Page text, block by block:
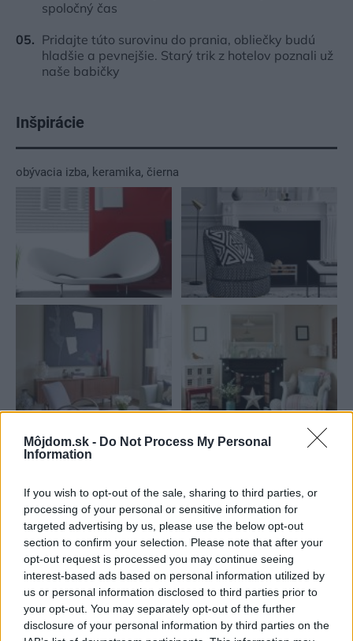
Môjdom.sk - Do Not Process My Personal
Information
If you wish to opt-out of the sale, sharing to third parties, or
processing of your personal or sensitive information for
targeted advertising by us, please use the below opt-out
section to confirm your selection. Please note that after your
opt-out request is processed you may continue seeing
interest-based ads based on personal information utilized by
us or personal information disclosed to third parties prior to
your opt-out. You may separately opt-out of the further
disclosure of your personal information by third parties on the
spoločný čas
Pridajte túto surovinu do prania, obliečky budú
hladšie a pevnejšie. Starý trik z hotelov poznali už
naše babičky
Inšpirácie
obývacia izba, keramika, čierna
Re: Takto sa rieši málo úložného miesta. V tomto byte
stačil jeden prvok | Môjdom.sk
My napríklad labky utierame hneď pri dverách a doma pred dvere
používame tyčový ETA Terier…
Re: Takto sa rieši málo úložného miesta. V tomto byte
stačil jeden prvok | Môjdom.sk
Dizajn je to nádherný, tá brezová preglejka a čisté línie vyzerajú super.
Ale vždy, keď…